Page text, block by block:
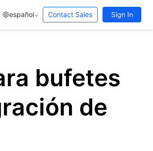
español Contact Sales Sign In
bufetes
de